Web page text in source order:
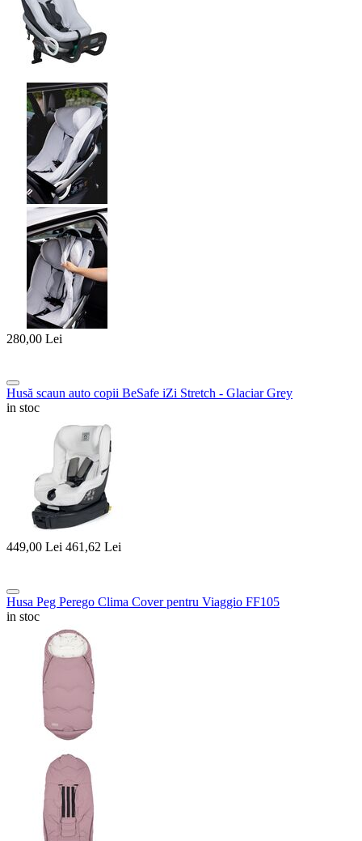
280,00 Lei
Husă scaun auto copii BeSafe iZi Stretch - Glaciar Grey
in stoc
449,00 Lei 461,62 Lei
Husa Peg Perego Clima Cover pentru Viaggio FF105
in stoc